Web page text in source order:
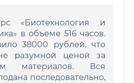
«Биотехнология и
в объеме 516 часов.
38000 рублей, что
разумной ценой за
материалов. Вся
последовательно,